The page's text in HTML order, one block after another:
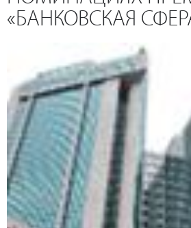
«БАНКОВСКАЯ